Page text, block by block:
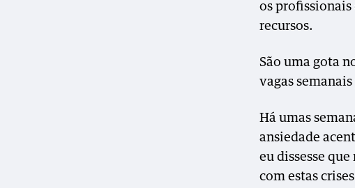
os profissionais
recursos.
São uma gota
vagas
Há umas
ansiedade
eu dissesse
com estas